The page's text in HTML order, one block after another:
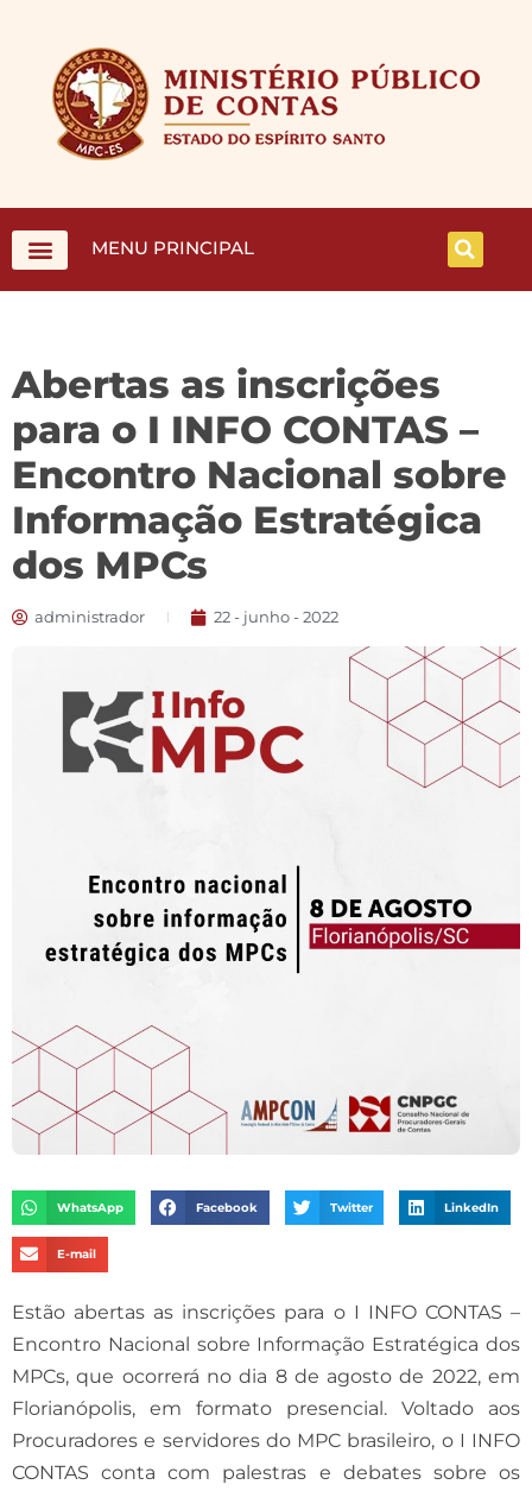
MENU PRINCIPAL
Abertas as inscrições
para o I INFO CONTAS –
Encontro Nacional sobre
Informação Estratégica
dos MPCs
administrador 22 - junho - 2022
WhatsApp Facebook Twitter LinkedIn
E-mail
Estão abertas as inscrições para o I INFO CONTAS –
Encontro Nacional sobre Informação Estratégica dos
MPCs, que ocorrerá no dia 8 de agosto de 2022, em
Florianópolis, em formato presencial. Voltado aos
Procuradores e servidores do MPC brasileiro, o I INFO
CONTAS conta com palestras e debates sobre os